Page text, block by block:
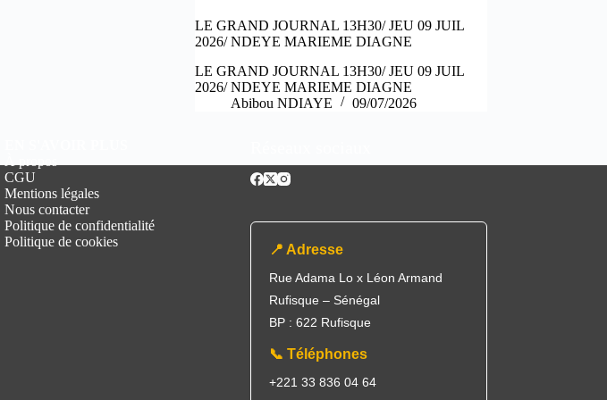
LE GRAND JOURNAL 13H30/ JEU 09 JUIL
2026/ NDEYE MARIEME DIAGNE
LE GRAND JOURNAL 13H30/ JEU 09 JUIL
2026/ NDEYE MARIEME DIAGNE
Abibou NDIAYE
09/07/2026
CGU
Mentions légales
Nous contacter
Politique de confidentialité
Politique de cookies
📍 Adresse
Rue Adama Lo x Léon Armand
Rufisque – Sénégal
BP : 622 Rufisque
📞 Téléphones
+221 33 836 04 64